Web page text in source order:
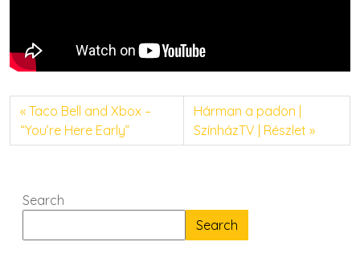
Taco Bell and Xbox –
“You’re Here Early”
Hárman a padon |
SzínházTV | Részlet
Search
Search